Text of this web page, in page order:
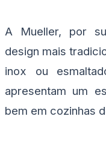
A Mueller, por
design mais
inox ou
apresentam um
bem em cozinhas